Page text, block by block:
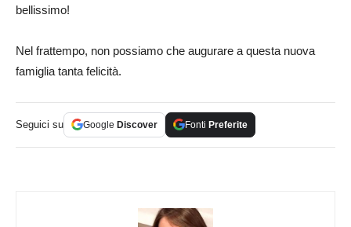
bellissimo!
Nel frattempo, non possiamo che augurare a questa nuova
famiglia tanta felicità.
Seguici su Google Discover Fonti Preferite